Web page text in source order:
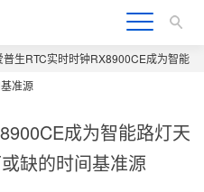
普生RTC实时时钟RX8900CE成为智能
准源
成为智能路灯天
缺的时间基准源